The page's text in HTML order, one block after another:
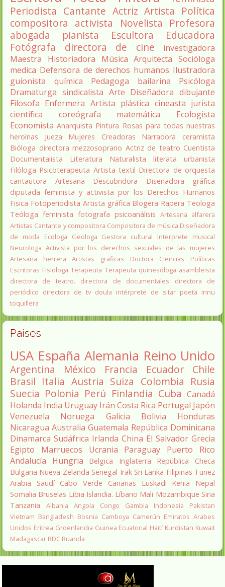
Periodista Cantante Actriz Artista
Política
compositora activista Novelista
Profesora
abogada
pianista Escultora
Educadora
Fotógrafa
directora de cine
investigadora
Maestra
Historiadora Música Arquitecta Socióloga
medica Defensora de derechos humanos Ilustradora
guionista
química Pedagoga bailarina
Psicóloga
Dramaturga sindicalista Arte Diseñadora dibujante
Filosofa Enfermera Artista plástica cineasta jurista
científica
coreógrafa matemática
Ecologista
Economista Anarquista Pintura Rosas para todas nuestras
heroínas
Jueza Mujeres Creadoras Narradora
ceramista
Bióloga directora mezzosoprano Actriz de teatro Cuentista
Documentalista
Literatura Naturalista literata
urbanista
Filóloga Psicoterapeuta Artista textil Directora de orquesta
cantautora
Artesana Descubridora
Diseñadora gráfica
diputada feminista y activista por los Derechos Humanos
Fisica Fotoperiodista Artista gráfica Blogera Rapera Teologa
Teóloga feminista fotografa psicoanálisis Artesana alfarera
Artistas Cantante y compositora Compositora de música Diseñadora
de moda
Ecologa Geologa Gestora cultural
Interprete musical
Neurologa Activista por los derechos sexuales de las mujeres
Artesana herrera
Artistas graficas
Doctora Ciencias Políticas
Escritoras Fisiologa Terapeuta Terapeuta quinesóloga asambleista
directora de teatro.
directora de documentales
directora de
periódico directora de tv doula intérprete de sitar poeta Innu
toquillera
Paises
USA España Alemania Reino Unido
Argentina México Francia Ecuador
Chile
Brasil Italia Austria Suiza Colombia Rusia
Suecia Polonia Perú Finlandia Cuba Canadá
Holanda India Uruguay Irán Costa Rica Portugal Japón
Venezuela
Noruega Galicia Bolivia
Honduras
Nicaragua Australia Guatemala República Dominicana
Dinamarca Sudáfrica Irlanda China El Salvador Grecia
Egipto
Marruecos Ucrania Paraguay
Puerto Rico
Andalucía
Hungria Belgica Inglaterra
República Checa
Bulgaria Nueva Zelanda Senegal Irak Sri Lanka Filipinas Tunez
Arabia Saudí Cabo Verde Canarias Euskadi Kenia
Nepal
Somalia Bruselas Libia Islandia. Líbano Mali Mozambique Siria
Tanzania
Albania Angola Congo Gambia Indonesia
Pakistan
Vietnam Bangladesh Bosnia Camboya Camerún Emiratos Arabes
Unidos Eritrea Groenlandia Guinea Ecuatorial Haití Kurdistan Kuwait
Madagascar RDC Ruanda